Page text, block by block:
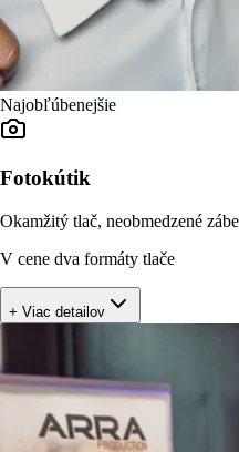
Najobľúbenejšie
Fotokútik
Okamžitý tlač, neobmedzené
V cene dva formáty tlače
+ Viac detailov